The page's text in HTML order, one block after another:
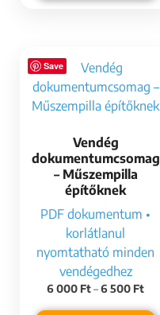
Save
Vendég
dokumentumcsomag
– Műszempilla
építőknek
PDF dokumentum •
korlátlanul
nyomtatható minden
vendégedhez
6 000 Ft–6 500 Ft